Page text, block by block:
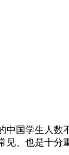
国学生人
、也是十分